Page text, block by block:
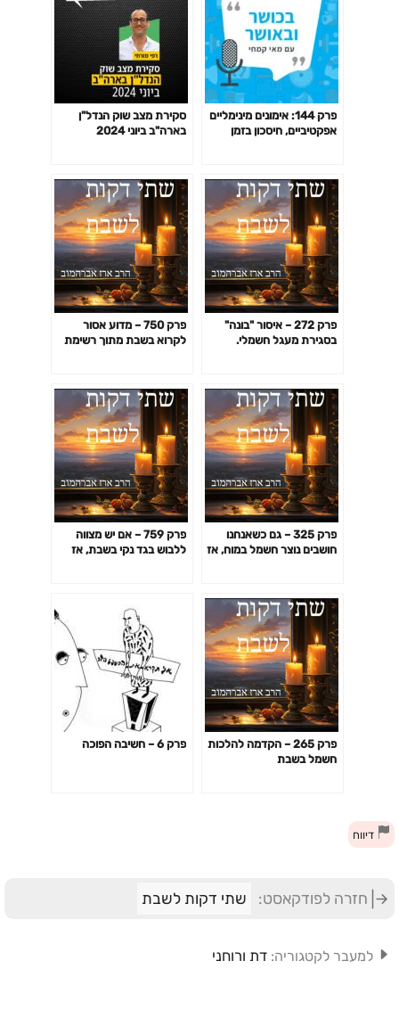
פרק 144: אימונים מינימליים
אפקטיביים, חיסכון בזמן
סקירת מצב שוק הנדל"ן
בארה"ב ביוני 2024
פרק 272 – איסור "בונה"
בסגירת מעגל חשמלי.
לסגור רוכסן?
פרק 750 – מדוע אסור
לקרוא בשבת מתוך רשימת
פרק 325 – גם כשאנחנו
חושבים נוצר חשמל במוח, אז
פרק 759 – אם יש מצווה
ללבוש בגד נקי בשבת, אז
פרק 265 – הקדמה להלכות
חשמל בשבת
פרק 6 – חשיבה הפוכה
דיווח
חזרה לפודקאסט: שתי דקות לשבת
למעבר לקטגוריה: דת ורוחני